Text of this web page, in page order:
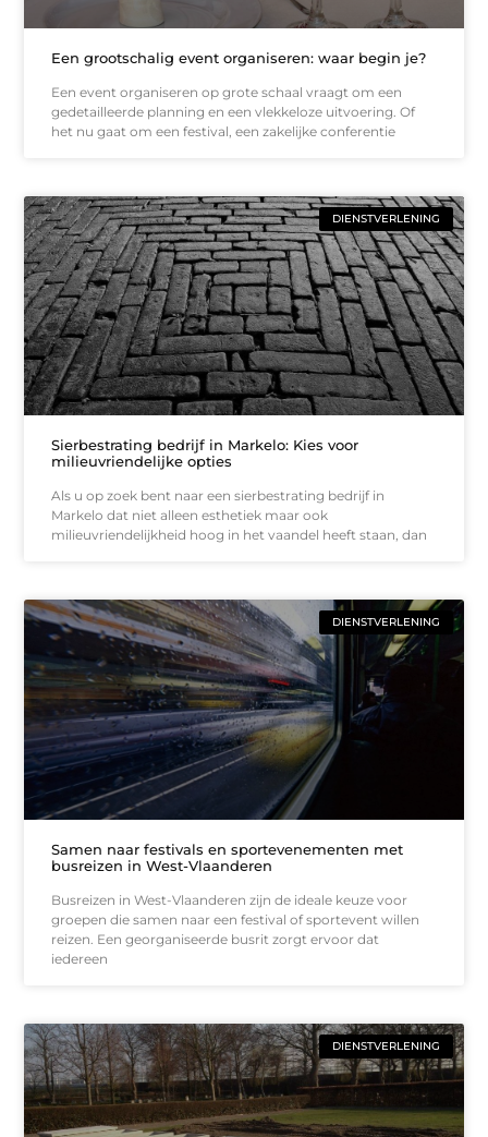
Een grootschalig event organiseren: waar begin je?
Een event organiseren op grote schaal vraagt om een
gedetailleerde planning en een vlekkeloze uitvoering. Of
het nu gaat om een festival, een zakelijke conferentie
DIENSTVERLENING
Sierbestrating bedrijf in Markelo: Kies voor
milieuvriendelijke opties
Als u op zoek bent naar een sierbestrating bedrijf in
Markelo dat niet alleen esthetiek maar ook
milieuvriendelijkheid hoog in het vaandel heeft staan, dan
DIENSTVERLENING
Samen naar festivals en sportevenementen met
busreizen in West-Vlaanderen
Busreizen in West-Vlaanderen zijn de ideale keuze voor
groepen die samen naar een festival of sportevent willen
reizen. Een georganiseerde busrit zorgt ervoor dat
iedereen
DIENSTVERLENING